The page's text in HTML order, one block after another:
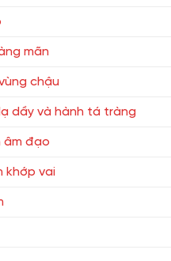
mãn
chậu
dầy và hành tá tràng
âm đạo
khớp vai